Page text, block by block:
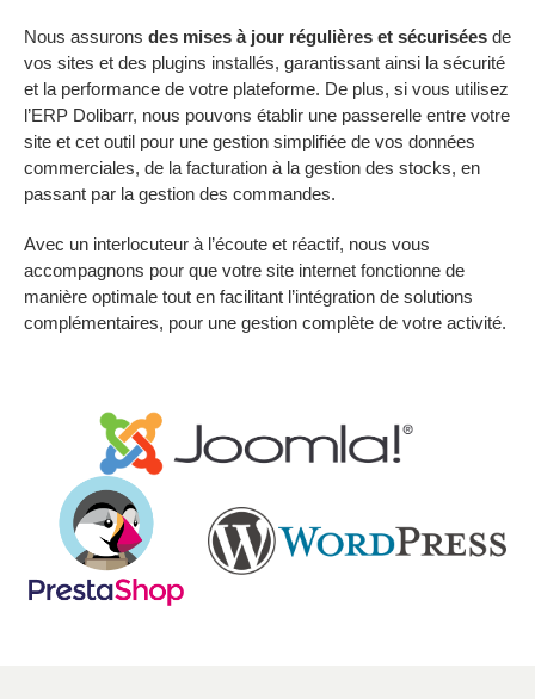
Nous assurons des mises à jour régulières et sécurisées de
vos sites et des plugins installés, garantissant ainsi la sécurité
et la performance de votre plateforme. De plus, si vous utilisez
l’ERP Dolibarr, nous pouvons établir une passerelle entre votre
site et cet outil pour une gestion simplifiée de vos données
commerciales, de la facturation à la gestion des stocks, en
passant par la gestion des commandes.
Avec un interlocuteur à l’écoute et réactif, nous vous
accompagnons pour que votre site internet fonctionne de
manière optimale tout en facilitant l’intégration de solutions
complémentaires, pour une gestion complète de votre activité.